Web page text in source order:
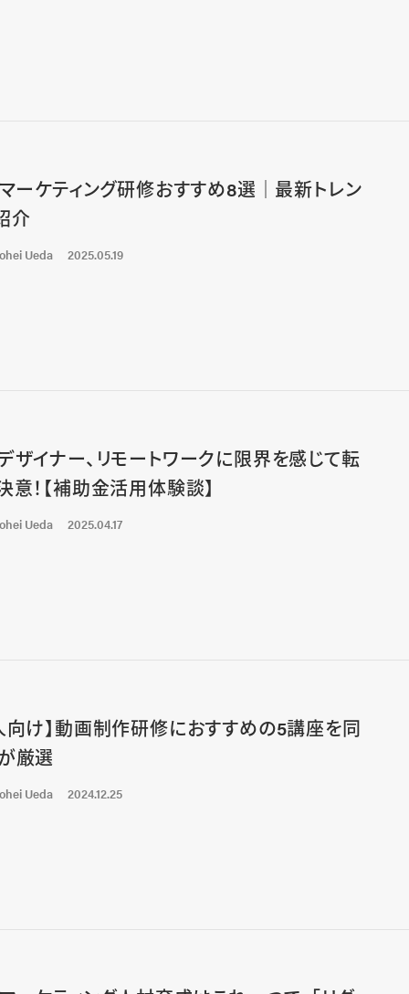
ーケティング研修おすすめ8選｜最新トレン
介
Ueda 2025.05.19
ザイナー、リモートワークに限界を感じて転
意！【補助金活用体験談】
Ueda 2025.04.17
向け】動画制作研修におすすめの5講座を同
厳選
Ueda 2024.12.25